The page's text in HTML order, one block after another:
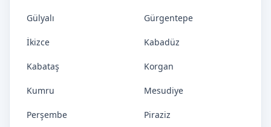
Gülyalı Gürgentepe
İkizce Kabadüz
Kabataş Korgan
Kumru Mesudiye
Perşembe Piraziz